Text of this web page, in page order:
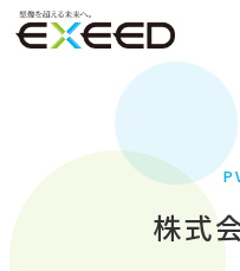
株式